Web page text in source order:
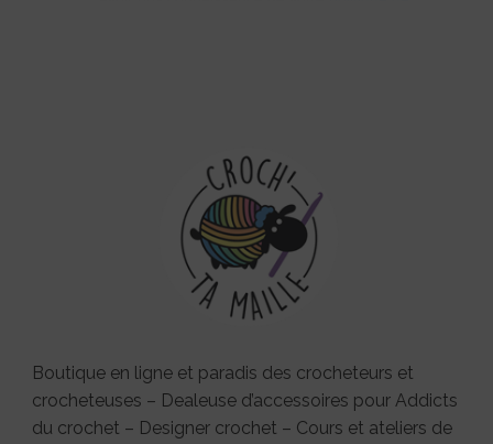
Boutique en ligne et paradis des crocheteurs et
crocheteuses – Dealeuse d’accessoires pour Addicts
du crochet – Designer crochet – Cours et ateliers de